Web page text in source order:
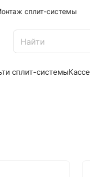
сплит-системы
сплит-системы